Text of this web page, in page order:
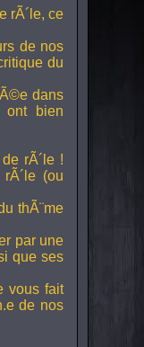
rÃ´le, ce
de nos
du
dans
ont bien
rÃ´le !
(ou
thÃ¨me
par une
que ses
vous fait
de nos